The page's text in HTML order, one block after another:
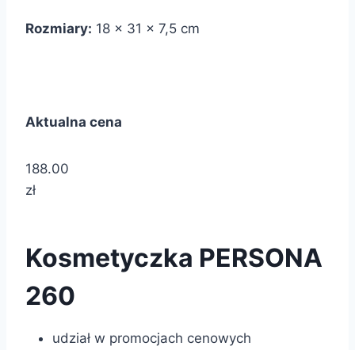
Rozmiary: 18 x 31 x 7,5 cm
Aktualna cena
188.00
zł
Kosmetyczka PERSONA
260
udział w promocjach cenowych